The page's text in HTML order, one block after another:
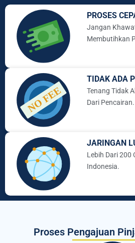
PROSES
Jangan
Membutihkan
TIDAK ADA
Tenang Tidak
Dari Pencairan.
JARINGAN
Lebih Dari 200
Indonesia.
Proses Pengajuan